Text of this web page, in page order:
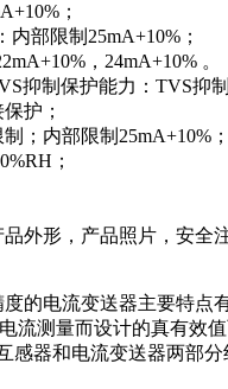
；
部限制25mA+10%；
，24mA+10% 。
抑制保护能力：TVS抑
护；
；内部限制25mA+10%
；
外形，产品照片，安全
的电流变送器主要特点
流测量而设计的真有效
感器和电流变送器两部